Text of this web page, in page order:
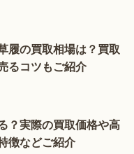
履の買取相場は？買取
るコツもご紹介
？実際の買取価格や高
徴などご紹介